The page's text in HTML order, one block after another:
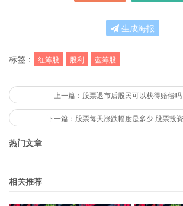
生成海报
标签： 红筹股 股利 蓝筹股
上一篇：股票退市后股民可以获得赔偿
下一篇：股票每天涨跌幅度是多少 股票投
热门文章
相关推荐